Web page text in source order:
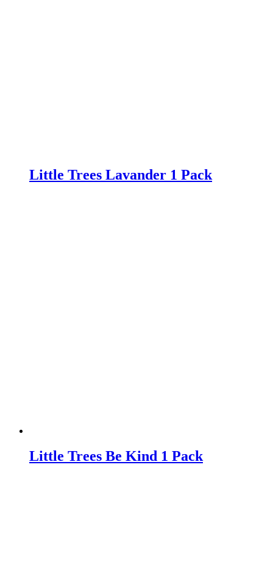
Little Trees Lavander 1 Pack
Little Trees Be Kind 1 Pack